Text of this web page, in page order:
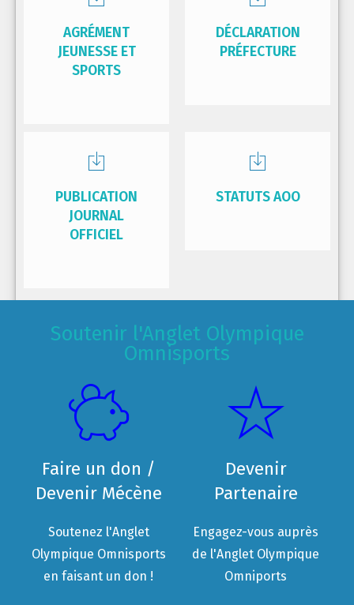
AGRÉMENT
JEUNESSE ET
SPORTS
DÉCLARATION
PRÉFECTURE
PUBLICATION
JOURNAL
OFFICIEL
STATUTS AOO
Soutenir l'Anglet Olympique
Omnisports
Faire un don /
Devenir Mécène
Soutenez l'Anglet
Olympique Omnisports
en faisant un don !
Devenir
Partenaire
Engagez-vous auprès
de l'Anglet Olympique
Omniports